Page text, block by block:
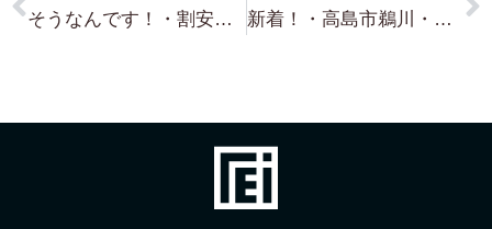
そうなんです！・割安です（笑）琵琶湖浜付き物件をお探しの方 今季最後のチャンスかもしれませんよ（笑）・約500坪（間口広い）・6,800万円〜琵琶湖浜付き 保養所建設可能！！！水のめちゃくちゃ綺麗な場所です。 新着！・高島市鵜川・琵琶湖浜前！約300坪・2,180万円 旅館・貸コテージ・ペンション用地！バッチリの 浜前 琵琶湖一望！・宅地で建物普通に建ちます！店舗も可能！